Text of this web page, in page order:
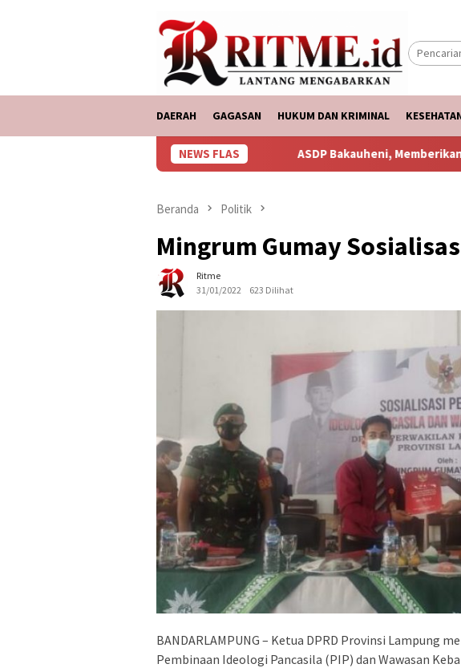
DAERAH GAGASAN HUKUM DAN KRIMINAL
NEWS FLAS
ASDP Bakauheni, Memberikan 750 Paket Bantuan
Beranda Politik
Mingrum Gumay
Ritme
31/01/2022
623 Dilihat
BANDARLAMPUNG – Ketua DPRD Provinsi Lampung
Pembinaan Ideologi Pancasila (PIP) dan Wawasan